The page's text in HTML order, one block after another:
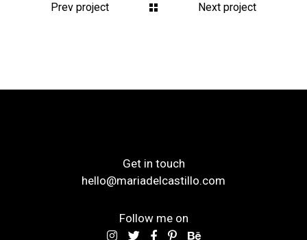
Prev project Next project
Get in touch
hello@mariadelcastillo.com
Follow me on